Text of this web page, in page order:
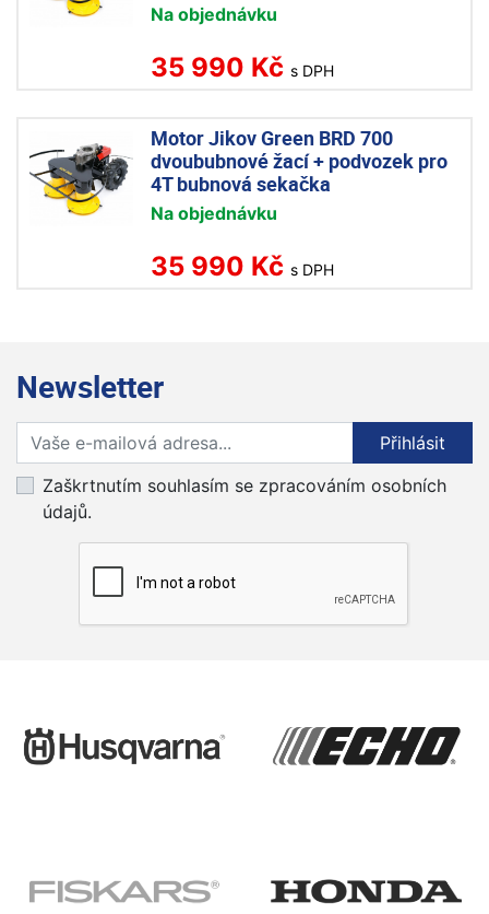
Na objednávku
35 990 Kč s DPH
Motor Jikov Green BRD 700
dvoububnové žací + podvozek pro
4T bubnová sekačka
Na objednávku
35 990 Kč s DPH
Newsletter
Přihlaste se k odběru novinek
Přihlásit
Zaškrtnutím souhlasím se zpracováním osobních
údajů.